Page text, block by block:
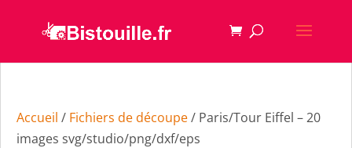
Accueil / Fichiers de découpe/ Paris/Tour Eiffel – 20
images svg/studio/png/dxf/eps